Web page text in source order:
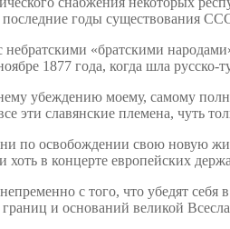
годы существования
небратскими «братскими
1877 года, когда шла русско-
убеждению моему, самому
эти славянские племена, чуть
по освобождении свою новую
хоть в концерте европейских
с того, что убедят
и оснований великой